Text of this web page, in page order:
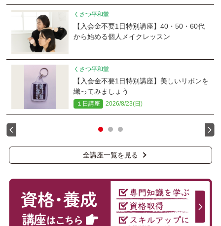
くさつ平和堂
【入会金不要1日特別講座】40・50・60代
から始める個人メイクレッスン
くさつ平和堂
【入会金不要1日特別講座】美しいリボンを
織ってみましょう
１日講座 2026/8/23(日)
全講座一覧を見る